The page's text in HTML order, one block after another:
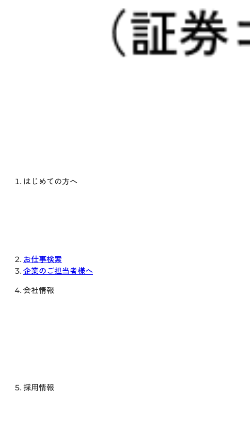
はじめての方へ
お仕事検索
企業のご担当者様へ
会社情報
採用情報